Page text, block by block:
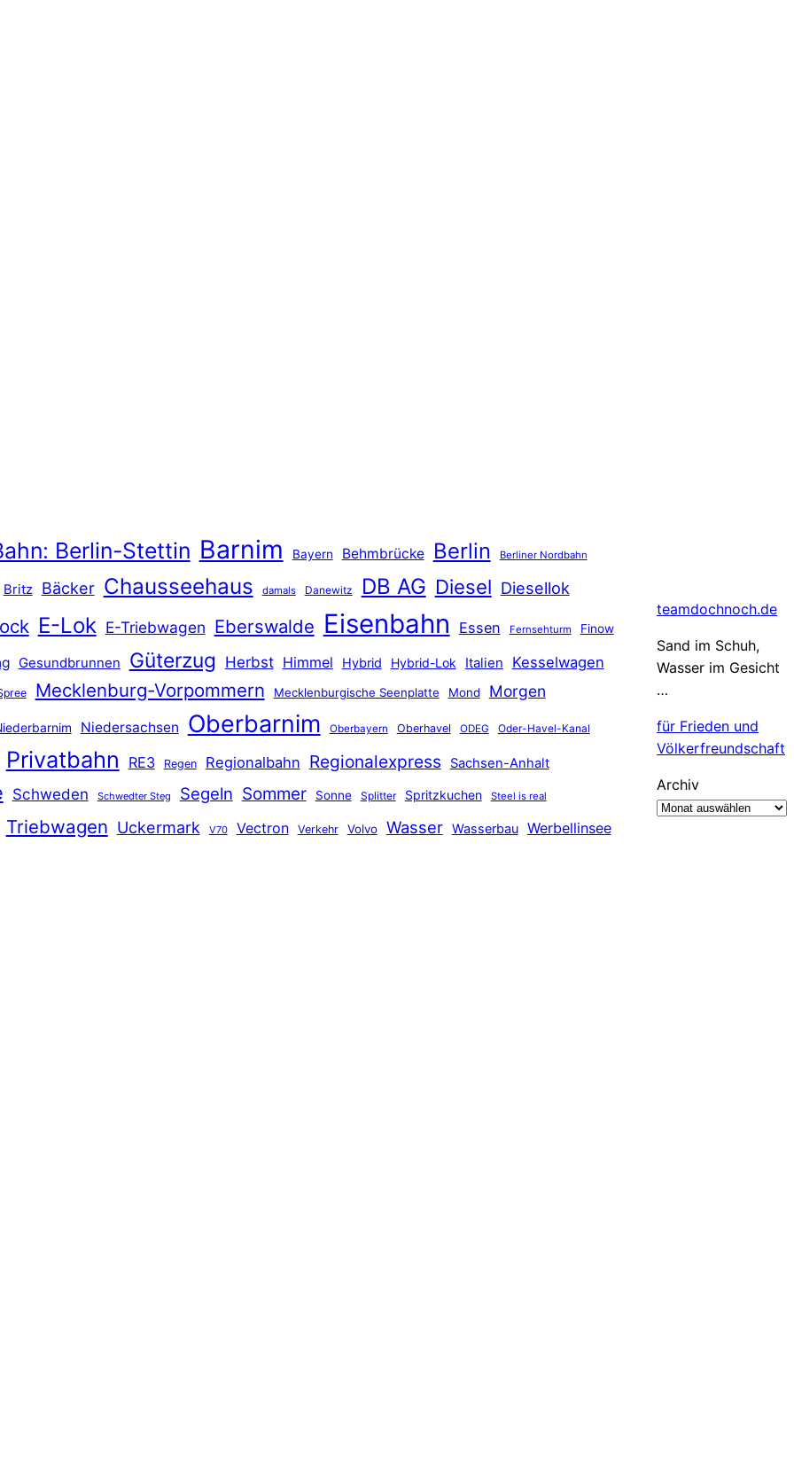
Berlin-Stettin Barnim Bayern Behmbrücke Berlin Berliner Nordbahn
Britz Bäcker Chausseehaus damals Danewitz DB AG Diesel Diesellok
E-Lok E-Triebwagen Eberswalde Eisenbahn Essen Fernsehturm Finow
Gesundbrunnen Güterzug Herbst Himmel Hybrid Hybrid-Lok Italien Kesselwagen
Mecklenburg-Vorpommern Mecklenburgische Seenplatte Mond Morgen
Niedersachsen Oberbarnim Oberbayern Oberhavel ODEG Oder-Havel-Kanal
Privatbahn RE3 Regen Regionalbahn Regionalexpress Sachsen-Anhalt
Schweden Schwedter Steg Segeln Sommer Sonne Splitter Spritzkuchen Steel is real
Triebwagen Uckermark V70 Vectron Verkehr Volvo Wasser Wasserbau Werbellinsee
teamdochnoch.de
Sand im Schuh,
Wasser im Gesicht
…
für Frieden und
Völkerfreundschaft
Archiv